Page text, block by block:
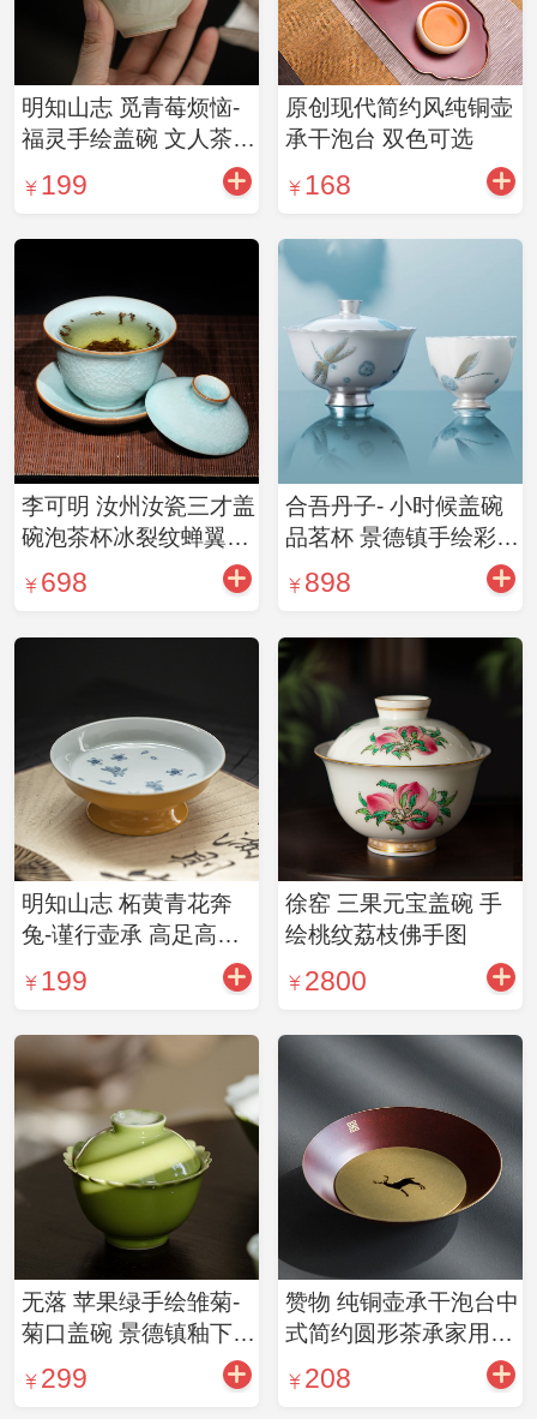
明知山志 觅青莓烦恼-
福灵手绘盖碗 文人茶器
(约130ml，配礼盒)
199
原创现代简约风纯铜壶
承干泡台 双色可选
168
李可明 汝州汝瓷三才盖
碗泡茶杯冰裂纹蝉翼开
片汝窑手工陶瓷茶碗 冰
裂三才盖碗
698
合吾丹子- 小时候盖碗
品茗杯 景德镇手绘彩绘
手造茶器
898
明知山志 柘黄青花奔
兔-谨行壶承 高足高脚
盘 壶承茶点碟多用(配
礼盒)
199
徐窑 三果元宝盖碗 手
绘桃纹荔枝佛手图
2800
无落 苹果绿手绘雏菊-
菊口盖碗 景德镇釉下彩
手绘
299
赞物 纯铜壶承干泡台中
式简约圆形茶承家用黄
铜茶托禅意功夫茶具
208